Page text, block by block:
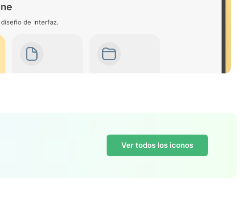
de interfaz.
Ver todos los iconos